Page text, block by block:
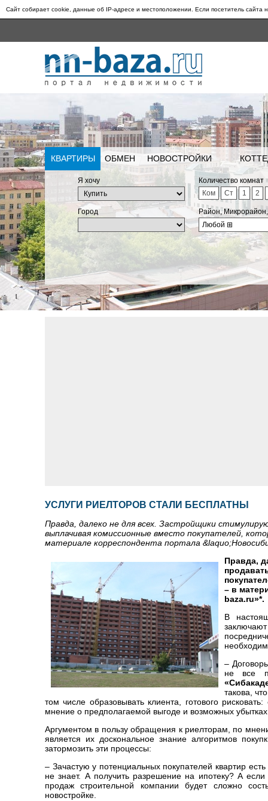
Сайт собирает cookie, данные об IP-адресе и местоположении. Если посетитель сайта
КВАРТИРЫ ОБМЕН НОВОСТРОЙКИ
Я хочу
Количество комнат
Ком
Ст 1 2
Город
Район,
Любой ⊞
УСЛУГИ РИЕЛТОРОВ СТАЛИ БЕСПЛАТНЫ
Правда, далеко не для всех. Застройщики
выплачивая комиссионные вместо покупателей,
материале корреспондента портала
Правда,
– в
baza.ru»*.
В
–
не все
такова,
том числе образовывать клиента, готового
мнение о предполагаемой выгоде и возможных
Аргументом в пользу обращения к риелторам, по
является их доскональное знание алгоритмов
затормозить эти процессы:
– Зачастую у потенциальных покупателей квартир
не знает. А получить разрешение на ипотеку? А
продаж строительной компании будет сложно
новостройке.